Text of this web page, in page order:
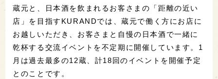
蔵元と、日本酒を飲まれるお客さまの「距離の近い
店」を目指すKURANDでは、蔵元で働く方にお店に
お越しいただき、お客さまと自慢の日本酒で一緒に
乾杯する交流イベントを不定期に開催しています。1
月は過去最多の12蔵、計18回のイベントを開催予定
とのことです。